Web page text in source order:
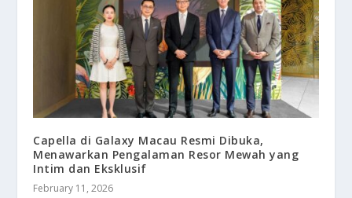
Capella di Galaxy Macau Resmi Dibuka,
Menawarkan Pengalaman Resor Mewah yang
Intim dan Eksklusif
February 11, 2026